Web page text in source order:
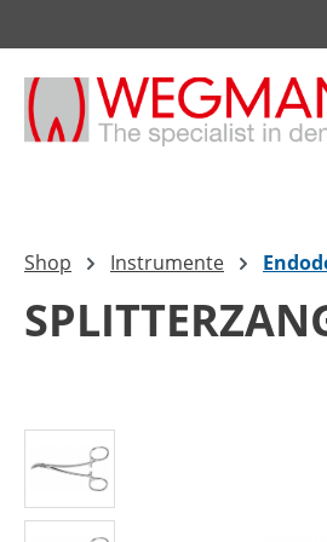
Zur Hauptnavigation
Shop Instrumente
Bildergalerie überspringen